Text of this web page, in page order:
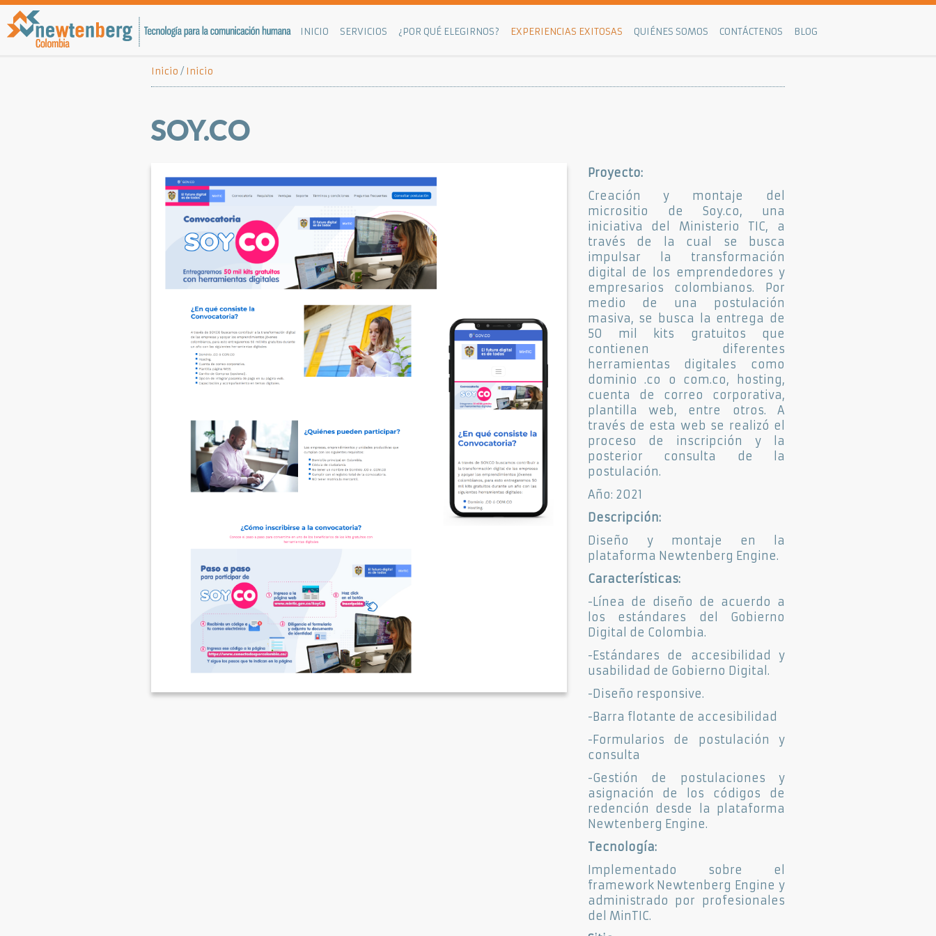
INICIO SERVICIOS ¿POR QUÉ ELEGIRNOS? EXPERIENCIAS EXITOSAS QUIÉNES SOMOS CONTÁCTENOS BLOG
Inicio / Inicio
SOY.CO
Proyecto:
Creación y montaje del
micrositio de Soy.co, una
iniciativa del Ministerio TIC, a
través de la cual se busca
impulsar la transformación
digital de los emprendedores y
empresarios colombianos. Por
medio de una postulación
masiva, se busca la entrega de
50 mil kits gratuitos que
contienen diferentes
herramientas digitales como
dominio .co o com.co, hosting,
cuenta de correo corporativa,
plantilla web, entre otros. A
través de esta web se realizó el
proceso de inscripción y la
posterior consulta de la
postulación.
Año: 2021
Descripción:
Diseño y montaje en la
plataforma Newtenberg Engine.
Características:
-Línea de diseño de acuerdo a
los estándares del Gobierno
Digital de Colombia.
-Estándares de accesibilidad y
usabilidad de Gobierno Digital.
-Diseño responsive.
-Barra flotante de accesibilidad
-Formularios de postulación y
consulta
-Gestión de postulaciones y
asignación de los códigos de
redención desde la plataforma
Newtenberg Engine.
Tecnología:
Implementado sobre el
framework Newtenberg Engine y
administrado por profesionales
del MinTIC.